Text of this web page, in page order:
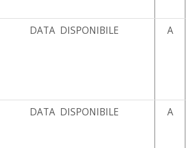
DATA DISPONIBILE A
DATA DISPONIBILE A